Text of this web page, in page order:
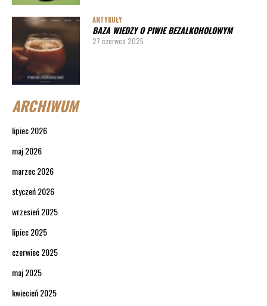
ARTYKUŁY
BAZA WIEDZY O PIWIE BEZALKOHOLOWYM
27 czerwca 2025
ARCHIWUM
lipiec 2026
maj 2026
marzec 2026
styczeń 2026
wrzesień 2025
lipiec 2025
czerwiec 2025
maj 2025
kwiecień 2025